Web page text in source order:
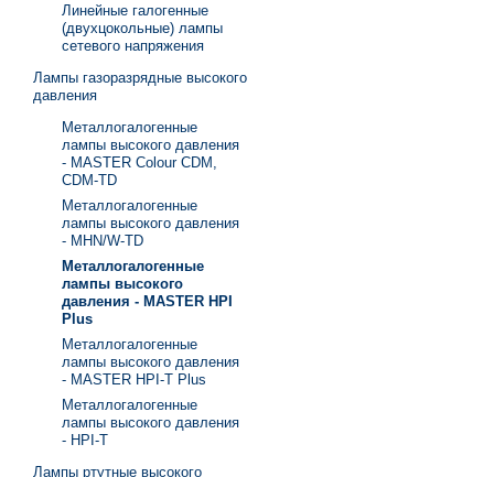
Линейные галогенные
(двухцокольные) лампы
сетевого напряжения
Лампы газоразрядные высокого
давления
Металлогалогенные
лампы высокого давления
- MASTER Colour CDM,
CDM-TD
Металлогалогенные
лампы высокого давления
- MHN/W-TD
Металлогалогенные
лампы высокого
давления - MASTER HPI
Plus
Металлогалогенные
лампы высокого давления
- MASTER HPI-T Plus
Металлогалогенные
лампы высокого давления
- HPI-T
Лампы ртутные высокого